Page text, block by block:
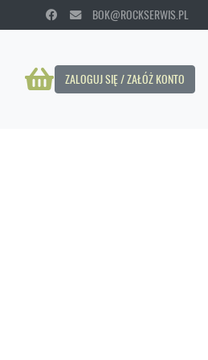
BOK@ROCKSERWIS.PL
ZALOGUJ SIĘ / ZAŁÓŻ KONTO